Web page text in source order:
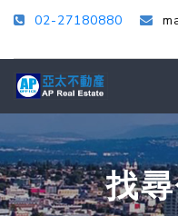
02-27180880
找